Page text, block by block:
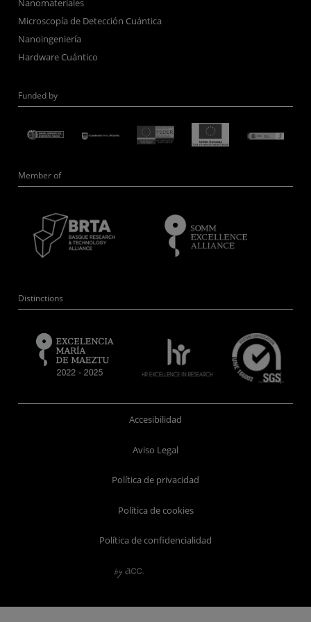
Nanomateriales
Microscopía de Detección Cuántica
Nanoingeniería
Hardware Cuántico
Funded by
Member of
Distinctions
Accesibilidad
Aviso Legal
Política de privacidad
Política de cookies
Política de confidencialidad